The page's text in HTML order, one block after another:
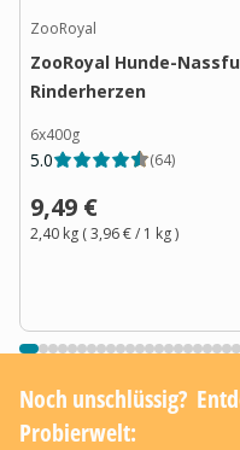
ZooRoyal
ZooRoyal Hunde-
Rinderherzen
6x400g
5.0 (64)
9,49 €
2,40 kg (3,96 €/ 1 kg)
Noch unschlüssig?
Probierwelt: